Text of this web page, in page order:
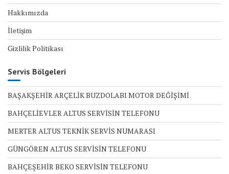
Hakkımızda
İletişim
Gizlilik Politikası
Servis Bölgeleri
BAŞAKŞEHİR ARÇELİK BUZDOLABI MOTOR DEĞİŞİMİ
BAHÇELİEVLER ALTUS SERVİSİN TELEFONU
MERTER ALTUS TEKNİK SERVİS NUMARASI
GÜNGÖREN ALTUS SERVİSİN TELEFONU
BAHÇEŞEHİR BEKO SERVİSİN TELEFONU